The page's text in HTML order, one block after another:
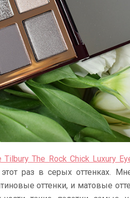
Tilbury The Rock Chick Luxury
раз в серых оттенках.
оттенки, и матовые